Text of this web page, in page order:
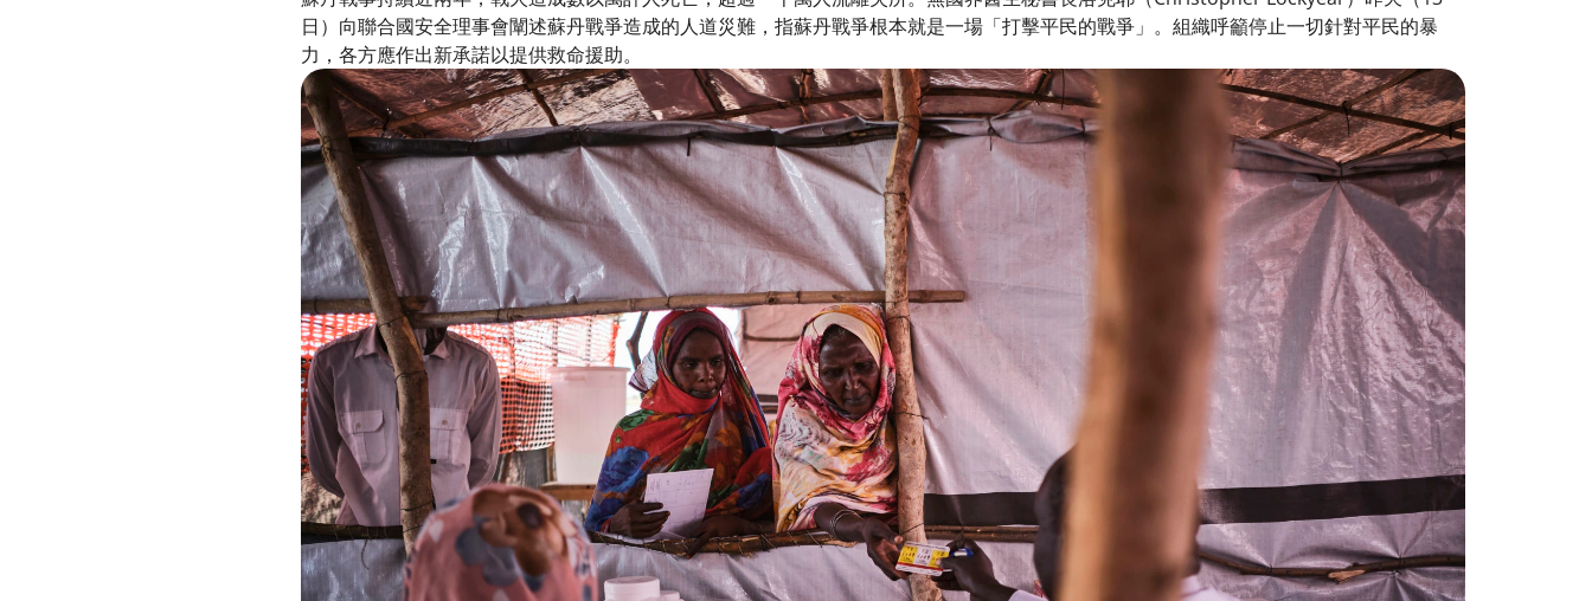
日）向聯合國安全理事會闡述蘇丹戰爭造成的人道災難，指蘇丹戰爭根本就是一場「打擊平民的戰爭」。組織呼籲停止一切針對平民的暴
力，各方應作出新承諾以提供救命援助。